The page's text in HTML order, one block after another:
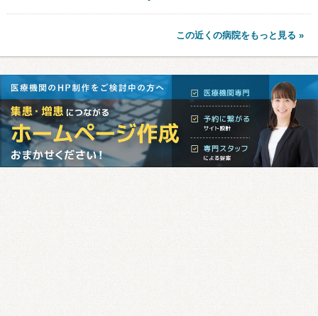
この近くの病院をもっと見る »